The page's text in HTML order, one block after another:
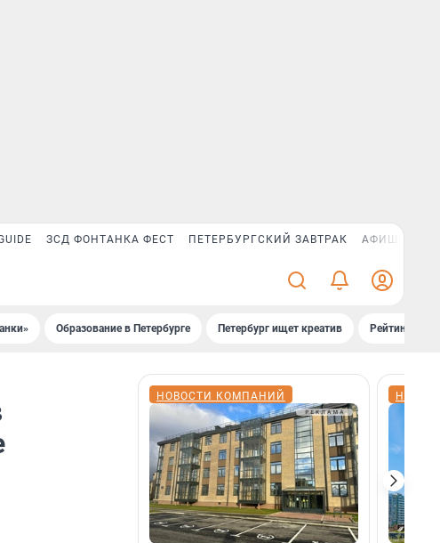
ЗСД ФОНТАНКА ФЕСТ ПЕТЕРБУРГСКИЙ ЗАВТРАК АФИША PLUS
Образование в Петербурге Петербург ищет креатив Рейтинги
НОВОСТИ КОМПАНИЙ